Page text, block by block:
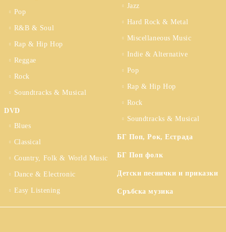
Pop
R&B & Soul
Rap & Hip Hop
Reggae
Rock
Soundtracks & Musical
DVD
Blues
Classical
Country, Folk & World Music
Dance & Electronic
Easy Listening
Jazz
Hard Rock & Metal
Miscellaneous Music
Indie & Alternative
Pop
Rap & Hip Hop
Rock
Soundtracks & Musical
БГ Поп, Рок, Естрада
БГ Поп фолк
Детски песнички и приказки
Сръбска музика